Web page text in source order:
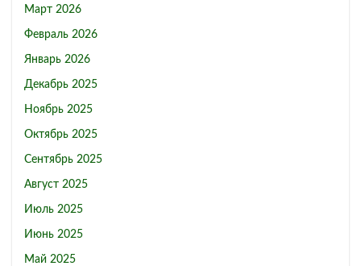
Март 2026
Февраль 2026
Январь 2026
Декабрь 2025
Ноябрь 2025
Октябрь 2025
Сентябрь 2025
Август 2025
Июль 2025
Июнь 2025
Май 2025